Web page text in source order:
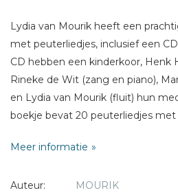
Lydia van Mourik heeft een
met peuterliedjes, inclusief een
CD hebben een kinderkoor, Henk
Rineke de Wit (zang en piano),
en Lydia van Mourik (fluit) hun
boekje bevat 20 peuterliedjes
vervoersmiddelen.
Het boekje is geschreven om
Meer informatie
Auteur:
MOURIK
* = verplicht